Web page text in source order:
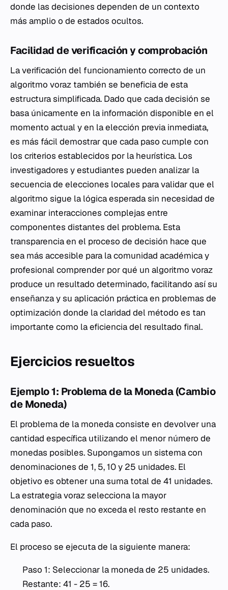
donde las decisiones dependen de un contexto
más amplio o de estados ocultos.
Facilidad de verificación y comprobación
La verificación del funcionamiento correcto de un
algoritmo voraz también se beneficia de esta
estructura simplificada. Dado que cada decisión se
basa únicamente en la información disponible en el
momento actual y en la elección previa inmediata,
es más fácil demostrar que cada paso cumple con
los criterios establecidos por la heurística. Los
investigadores y estudiantes pueden analizar la
secuencia de elecciones locales para validar que el
algoritmo sigue la lógica esperada sin necesidad de
examinar interacciones complejas entre
componentes distantes del problema. Esta
transparencia en el proceso de decisión hace que
sea más accesible para la comunidad académica y
profesional comprender por qué un algoritmo voraz
produce un resultado determinado, facilitando así su
enseñanza y su aplicación práctica en problemas de
optimización donde la claridad del método es tan
importante como la eficiencia del resultado final.
Ejercicios resueltos
Ejemplo 1: Problema de la Moneda (Cambio
de Moneda)
El problema de la moneda consiste en devolver una
cantidad específica utilizando el menor número de
monedas posibles. Supongamos un sistema con
denominaciones de 1, 5, 10 y 25 unidades. El
objetivo es obtener una suma total de 41 unidades.
La estrategia voraz selecciona la mayor
denominación que no exceda el resto restante en
cada paso.
El proceso se ejecuta de la siguiente manera:
Paso 1: Seleccionar la moneda de 25 unidades.
Restante: 41 - 25 = 16.